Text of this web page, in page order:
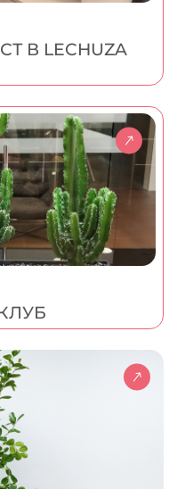
В LECHUZA